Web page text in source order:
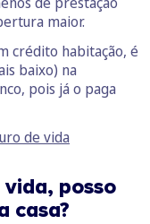
maior.
crédito habitação, é
baixo) na
pois já o paga
de vida
posso
casa?